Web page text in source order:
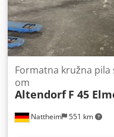
Nattheim 551 km
Formatna kružna pila
om
Altendorf F 45